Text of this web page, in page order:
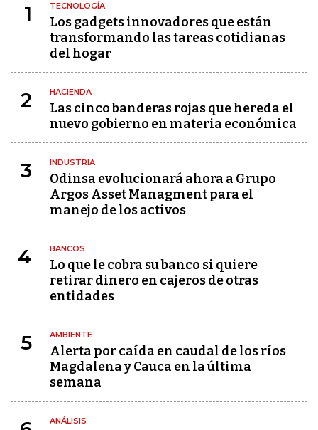
1 TECNOLOGÍA
Los gadgets innovadores que están
transformando las tareas cotidianas
del hogar
2 HACIENDA
Las cinco banderas rojas que hereda el
nuevo gobierno en materia económica
3 INDUSTRIA
Odinsa evolucionará ahora a Grupo
Argos Asset Managment para el
manejo de los activos
4 BANCOS
Lo que le cobra su banco si quiere
retirar dinero en cajeros de otras
entidades
5 AMBIENTE
Alerta por caída en caudal de los ríos
Magdalena y Cauca en la última
semana
ANÁLISIS